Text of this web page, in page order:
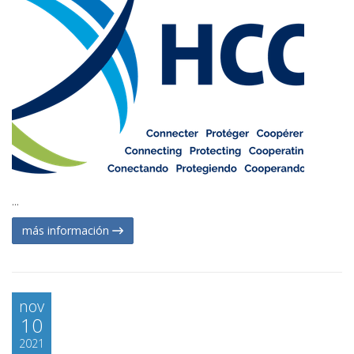
...
más información
nov
10
2021